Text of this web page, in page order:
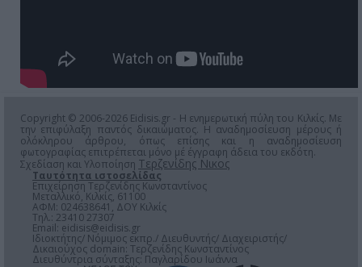
Copyright © 2006-2026 Eidisis.gr - Η ενημερωτική πύλη του Κιλκίς. Με
την επιφύλαξη παντός δικαιώματος. Η αναδημοσίευση μέρους ή
ολόκληρου άρθρου, όπως επίσης και η αναδημοσίευση
φωτογραφίας επιτρέπεται μόνο μέ έγγραφη άδεια του εκδότη.
Σχεδίαση και Υλοποίηση Τερζενίδης Νικος
Ταυτότητα ιστοσελίδας
Επιχείρηση Τερζενίδης Κωνσταντίνος
Μεταλλικό, Κιλκίς, 61100
ΑΦΜ: 024638641, ΔΟΥ Κιλκίς
Τηλ.: 23410 27307
Email: eidisis@eidisis.gr
Ιδιοκτήτης/ Νόμιμος εκπρ./ Διευθυντής/ Διαχειριστής/
Δικαιούχος domain: Τερζενίδης Κωνσταντίνος
Διευθύντρια σύνταξης: Παγλαρίδου Ιωάννα